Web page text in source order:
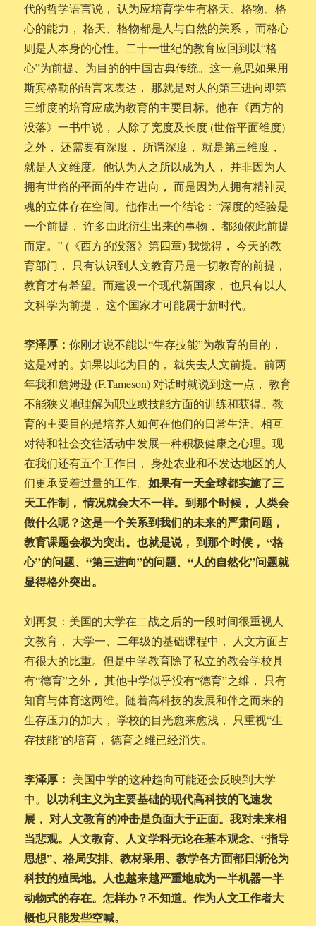
代的哲学语言说， 认为应培育学生有格天、格物、格
心的能力， 格天、格物都是人与自然的关系， 而格心
则是人本身的心性。二十一世纪的教育应回到以“格
心”为前提、为目的的中国古典传统。这一意思如果用
斯宾格勒的语言来表达， 那就是对人的第三进向即第
三维度的培育应成为教育的主要目标。他在《西方的
没落》一书中说， 人除了宽度及长度 (世俗平面维度)
之外， 还需要有深度， 所谓深度， 就是第三维度，
就是人文维度。他认为人之所以成为人， 并非因为人
拥有世俗的平面的生存进向， 而是因为人拥有精神灵
魂的立体存在空间。他作出一个结论：“深度的经验是
一个前提， 许多由此衍生出来的事物， 都须依此前提
而定。” (《西方的没落》第四章) 我觉得， 今天的教
育部门， 只有认识到人文教育乃是一切教育的前提，
教育才有希望。而建设一个现代新国家， 也只有以人
文科学为前提， 这个国家才可能属于新时代。
李泽厚：你刚才说不能以“生存技能”为教育的目的，
这是对的。如果以此为目的， 就失去人文前提。前两
年我和詹姆逊 (F.Tameson) 对话时就说到这一点， 教育
不能狭义地理解为职业或技能方面的训练和获得。教
育的主要目的是培养人如何在他们的日常生活、相互
对待和社会交往活动中发展一种积极健康之心理。现
在我们还有五个工作日， 身处农业和不发达地区的人
们更承受着过量的工作。如果有一天全球都实施了三
天工作制， 情况就会大不一样。到那个时候， 人类会
做什么呢？这是一个关系到我们的未来的严肃问题，
教育课题会极为突出。也就是说， 到那个时候， “格
心”的问题、“第三进向”的问题、“人的自然化”问题就
显得格外突出。
刘再复：美国的大学在二战之后的一段时间很重视人
文教育， 大学一、二年级的基础课程中， 人文方面占
有很大的比重。但是中学教育除了私立的教会学校具
有“德育”之外， 其他中学似乎没有“德育”之维， 只有
知育与体育这两维。随着高科技的发展和伴之而来的
生存压力的加大， 学校的目光愈来愈浅， 只重视“生
存技能”的培育， 德育之维已经消失。
李泽厚： 美国中学的这种趋向可能还会反映到大学
中。 以功利主义为主要基础的现代高科技的飞速发
展， 对人文教育的冲击是负面大于正面。我对未来相
当悲观。人文教育、人文学科无论在基本观念、“指导
思想”、格局安排、教材采用、教学各方面都日渐沦为
科技的殖民地。人也越来越严重地成为一半机器一半
动物式的存在。怎样办？不知道。作为人文工作者大
概也只能发些空喊。